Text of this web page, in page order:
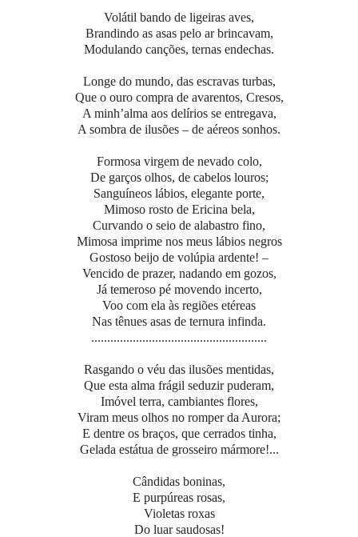
Volátil bando de ligeiras aves,
Brandindo as asas pelo ar brincavam,
Modulando canções, ternas endechas.
Longe do mundo, das escravas turbas,
Que o ouro compra de avarentos, Cresos,
A minh’alma aos delírios se entregava,
A sombra de ilusões – de aéreos sonhos.
Formosa virgem de nevado colo,
De garços olhos, de cabelos louros;
Sanguíneos lábios, elegante porte,
Mimoso rosto de Ericina bela,
Curvando o seio de alabastro fino,
Mimosa imprime nos meus lábios negros
Gostoso beijo de volúpia ardente! –
Vencido de prazer, nadando em gozos,
Já temeroso pé movendo incerto,
Voo com ela às regiões etéreas
Nas tênues asas de ternura infinda.
.......................................................
Rasgando o véu das ilusões mentidas,
Que esta alma frágil seduzir puderam,
Imóvel terra, cambiantes flores,
Viram meus olhos no romper da Aurora;
E dentre os braços, que cerrados tinha,
Gelada estátua de grosseiro mármore!...
Cândidas boninas,
E purpúreas rosas,
Violetas roxas
Do luar saudosas!